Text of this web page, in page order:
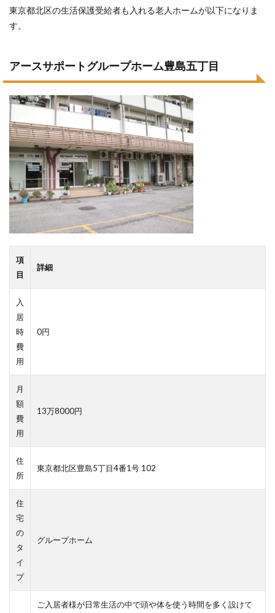
東京都北区の生活保護受給者も入れる老人ホームが以下になりま
す。
アースサポートグループホーム豊島五丁目
項
目
詳細
入
居
時
費
用
0円
月
額
費
用
13万8000円
住
所
東京都北区豊島5丁目4番1号 102
住
宅
の
タ
イ
プ
グループホーム
ご入居者様が日常生活の中で頭や体を使う時間を多く設けて